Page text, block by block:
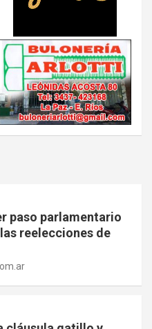
paso parlamentario
reelecciones de